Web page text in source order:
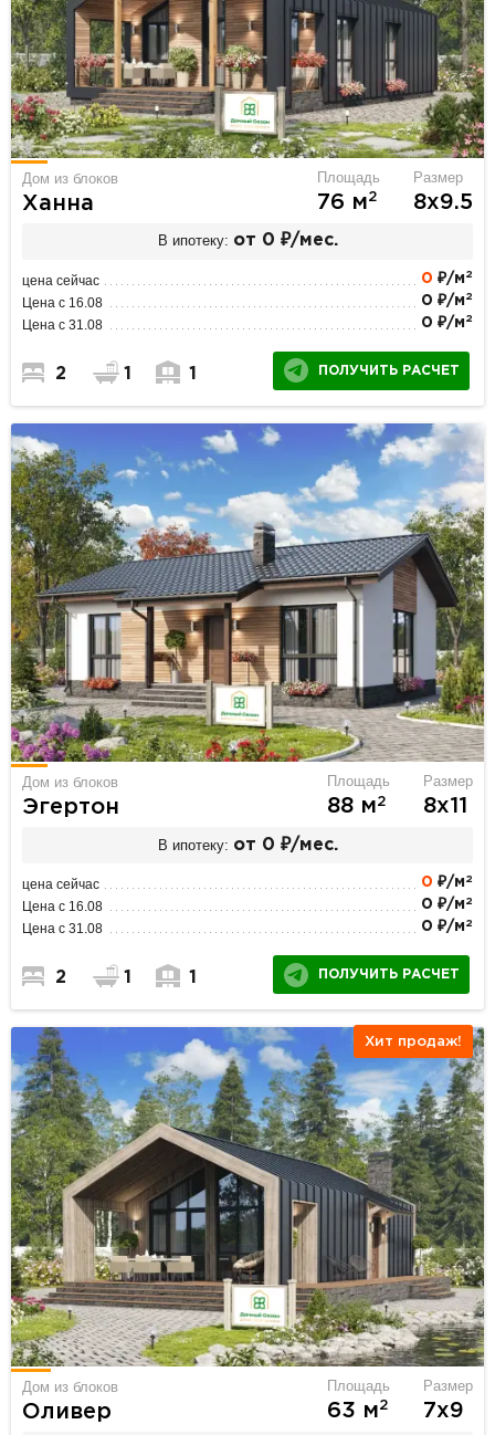
Дом из блоков
Ханна
Площадь
76 м2
Размер
8х9.5
В ипотеку: от 0 ₽/мес.
цена сейчас 0 ₽/м 2
Цена с 16.08 0 ₽/м 2
Цена с 31.08 0 ₽/м 2
2 1 1 ПОЛУЧИТЬ РАСЧЕТ
Дом из блоков
Эгертон
Площадь
88 м2
Размер
8х11
В ипотеку: от 0 ₽/мес.
цена сейчас 0 ₽/м 2
Цена с 16.08 0 ₽/м 2
Цена с 31.08 0 ₽/м 2
2 1 1 ПОЛУЧИТЬ РАСЧЕТ
Хит продаж!
Дом из блоков
Оливер
Площадь
63 м2
Размер
7х9